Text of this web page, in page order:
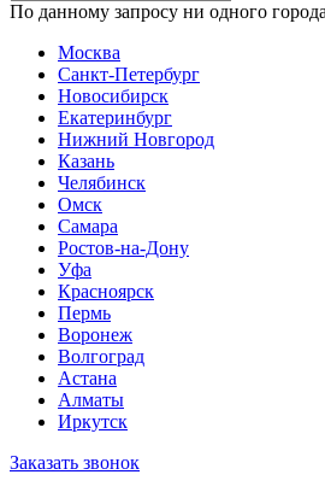
По данному запросу ни одного
Москва
Санкт-Петербург
Новосибирск
Екатеринбург
Нижний Новгород
Казань
Челябинск
Омск
Самара
Ростов-на-Дону
Уфа
Красноярск
Пермь
Воронеж
Волгоград
Астана
Алматы
Иркутск
Заказать звонок